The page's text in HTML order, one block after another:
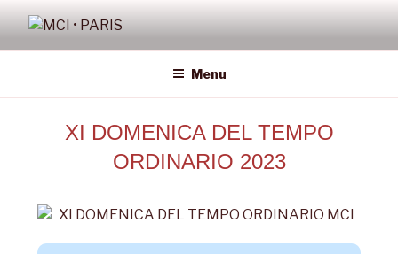
MCI • PARIS
Menu
XI DOMENICA DEL TEMPO
ORDINARIO 2023